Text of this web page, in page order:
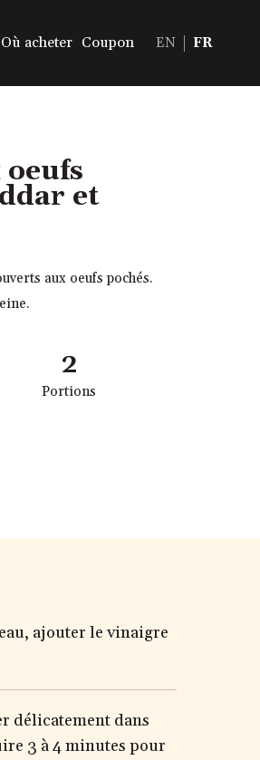
Où acheter Coupon EN FR
et
aux oeufs pochés.
2
Portions
ajouter le vinaigre
délicatement dans
3 à 4 minutes pour